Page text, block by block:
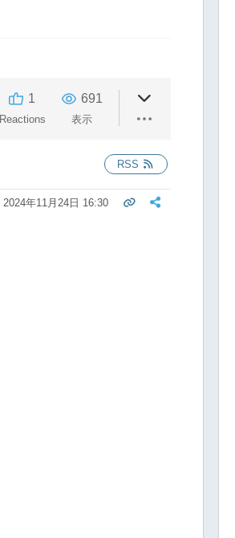
1
Reactions
691
表示
RSS
2024年11月24日 16:30